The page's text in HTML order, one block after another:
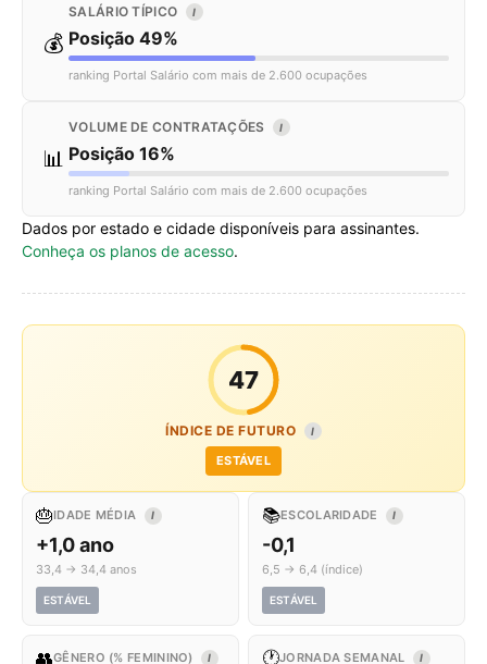
💰
SALÁRIO TÍPICO I
Posição 49%
ranking Portal Salário com mais de 2.600 ocupações
📊
VOLUME DE CONTRATAÇÕES I
Posição 16%
ranking Portal Salário com mais de 2.600 ocupações
Dados por estado e cidade disponíveis para assinantes.
Conheça os planos de acesso.
47
ÍNDICE DE FUTURO I
ESTÁVEL
🎂IDADE MÉDIA I
+1,0 ano
33,4 → 34,4 anos
ESTÁVEL
📚ESCOLARIDADE I
-0,1
6,5 → 6,4 (índice)
ESTÁVEL
👥GÊNERO (% FEMININO) I 🕐JORNADA SEMANAL I